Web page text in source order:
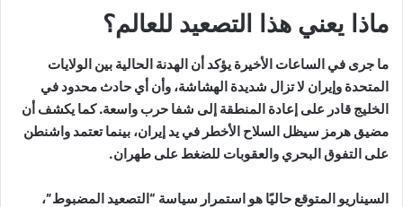
ماذا يعني هذا التصعيد للعالم؟
ما جرى في الساعات الأخيرة يؤكد أن الهدنة الحالية بين الولايات
المتحدة وإيران لا تزال شديدة الهشاشة، وأن أي حادث محدود في
الخليج قادر على إعادة المنطقة إلى شفا حرب واسعة. كما يكشف أن
مضيق هرمز سيظل السلاح الأخطر في يد إيران، بينما تعتمد واشنطن
على التفوق البحري والعقوبات للضغط على طهران.
السيناريو المتوقع حاليًا هو استمرار سياسة “التصعيد المضبوط”،